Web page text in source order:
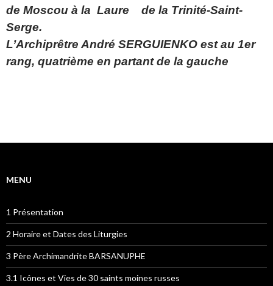
de Moscou à la Laure de la Trinité-Saint-
Serge.
L’Archiprêtre André SERGUIENKO est au 1er
rang, quatrième en partant de la gauche
MENU
1 Présentation
2 Horaire et Dates des Liturgies
3 Père Archimandrite BARSANUPHE
3.1 Icônes et Vies de 30 saints moines russes